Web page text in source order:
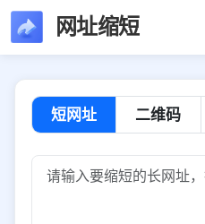
网址缩短
短网址 二维码